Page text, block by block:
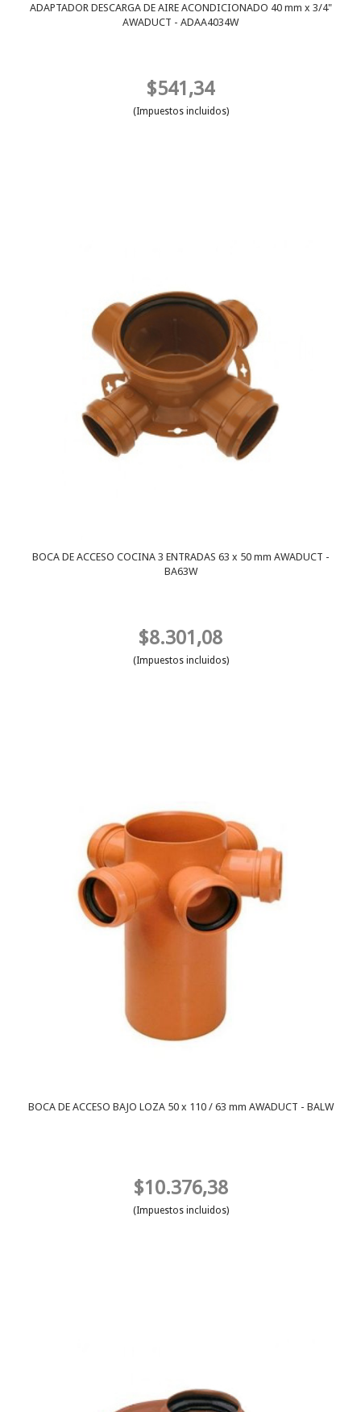
ADAPTADOR DESCARGA DE AIRE ACONDICIONADO 40 mm x 3/4"
AWADUCT - ADAA4034W
$541,34
(Impuestos incluidos)
BOCA DE ACCESO COCINA 3 ENTRADAS 63 x 50 mm AWADUCT -
BA63W
$8.301,08
(Impuestos incluidos)
BOCA DE ACCESO BAJO LOZA 50 x 110 / 63 mm AWADUCT - BALW
$10.376,38
(Impuestos incluidos)